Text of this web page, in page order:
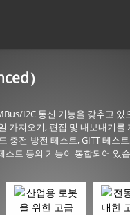
）
I2C 통신 기능을 갖추고 있
가져오기, 편집 및 내보내기를
충전-방전 테스트, GITT 테스
스트 등의 기능이 통합되어 있